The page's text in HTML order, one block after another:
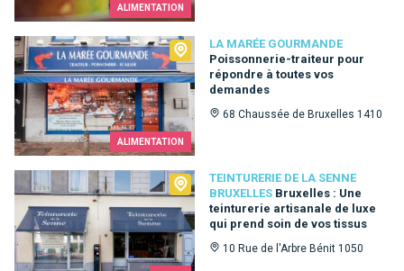
ALIMENTATION
ALIMENTATION
LA MARÉE GOURMANDE
Poissonnerie-traiteur pour
répondre à toutes vos
demandes
68 Chaussée de Bruxelles 1410
La Marée Gourmande
TEINTURERIE DE LA SENNE
BRUXELLES Bruxelles : Une
teinturerie artisanale de luxe
qui prend soin de vos tissus
10 Rue de l'Arbre Bénit 1050
Teinturerie de la Senne Bruxelles